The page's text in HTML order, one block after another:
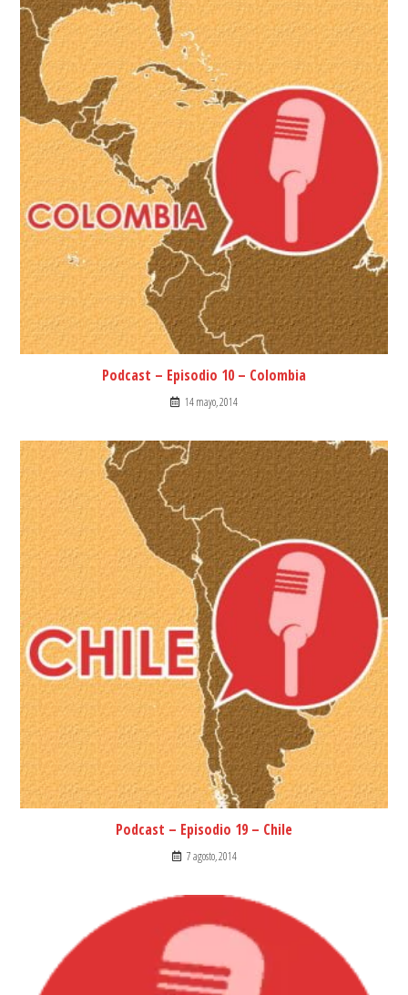
Podcast – Episodio 10 – Colombia
14 mayo, 2014
Podcast – Episodio 19 – Chile
7 agosto, 2014